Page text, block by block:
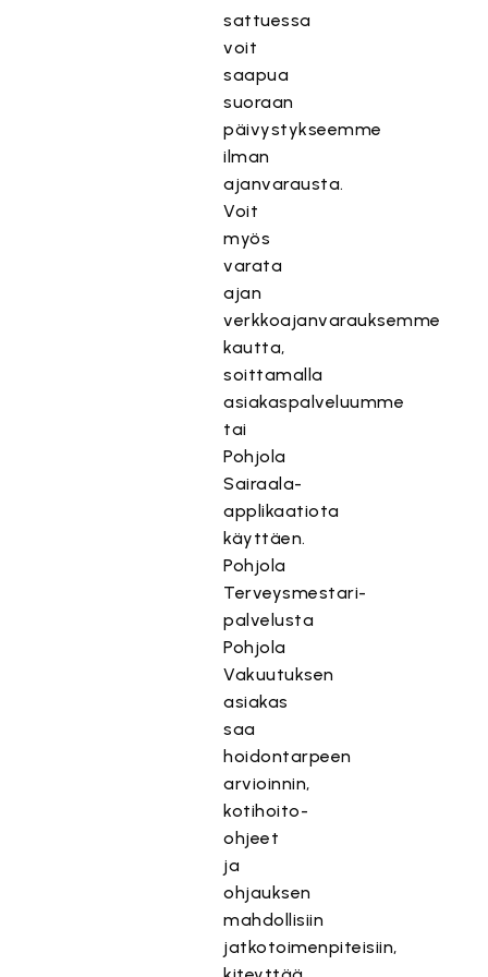
sattuessa
voit
saapua
suoraan
päivystykseemme
ilman
ajanvarausta.
Voit
myös
varata
ajan
verkkoajanvarauksemme
kautta,
soittamalla
asiakaspalveluumme
tai
Pohjola
Sairaala-
applikaatiota
käyttäen.
Pohjola
Terveysmestari-
palvelusta
Pohjola
Vakuutuksen
asiakas
saa
hoidontarpeen
arvioinnin,
kotihoito-
ohjeet
ja
ohjauksen
mahdollisiin
jatkotoimenpiteisiin,
T
ä
m
i
s
ä
l
t
ö
o
n
e
t
y
,
k
o